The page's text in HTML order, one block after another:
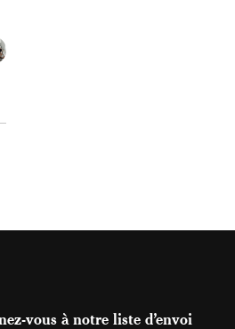
vous à notre liste d’envoi